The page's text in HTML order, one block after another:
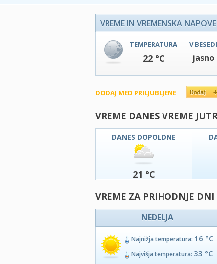
VREME IN VREMENSKA
TEMPERATURA
22 °C
V BESEDI
jasno
DODAJ MED PRILJUBLJENE
VREME DANES VREME
DANES DOPOLDNE
21 °C
VREME ZA PRIHODNJE DNI
NEDELJA
Najnižja temperatura: 16 °C
Najvišja temperatura: 33 °C